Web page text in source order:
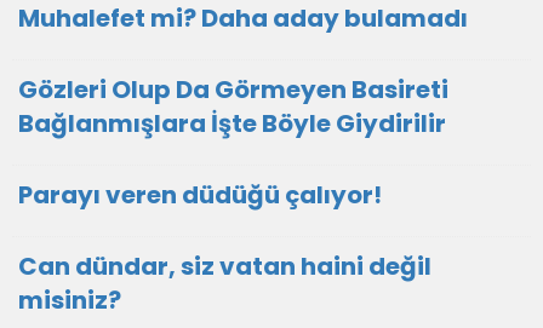
Muhalefet mi? Daha aday bulamadı
Gözleri Olup Da Görmeyen Basireti
Bağlanmışlara İşte Böyle Giydirilir
Parayı veren düdüğü çalıyor!
Can dündar, siz vatan haini değil
misiniz?